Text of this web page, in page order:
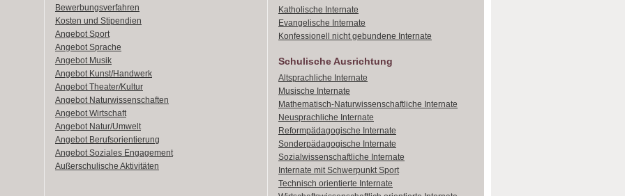
Bewerbungsverfahren
Kosten und Stipendien
Angebot Sport
Angebot Sprache
Angebot Musik
Angebot Kunst/Handwerk
Angebot Theater/Kultur
Angebot Naturwissenschaften
Angebot Wirtschaft
Angebot Natur/Umwelt
Angebot Berufsorientierung
Angebot Soziales Engagement
Außerschulische Aktivitäten
Katholische Internate
Evangelische Internate
Konfessionell nicht gebundene Internate
Schulische Ausrichtung
Altsprachliche Internate
Musische Internate
Mathematisch-Naturwissenschaftliche Internate
Neusprachliche Internate
Reformpädagogische Internate
Sonderpädagogische Internate
Sozialwissenschaftliche Internate
Internate mit Schwerpunkt Sport
Technisch orientierte Internate